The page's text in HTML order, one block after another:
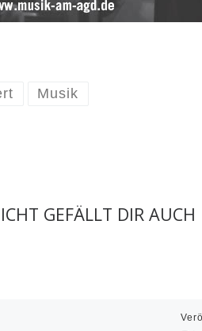
Musik
GEFÄLLT DIR AUCH